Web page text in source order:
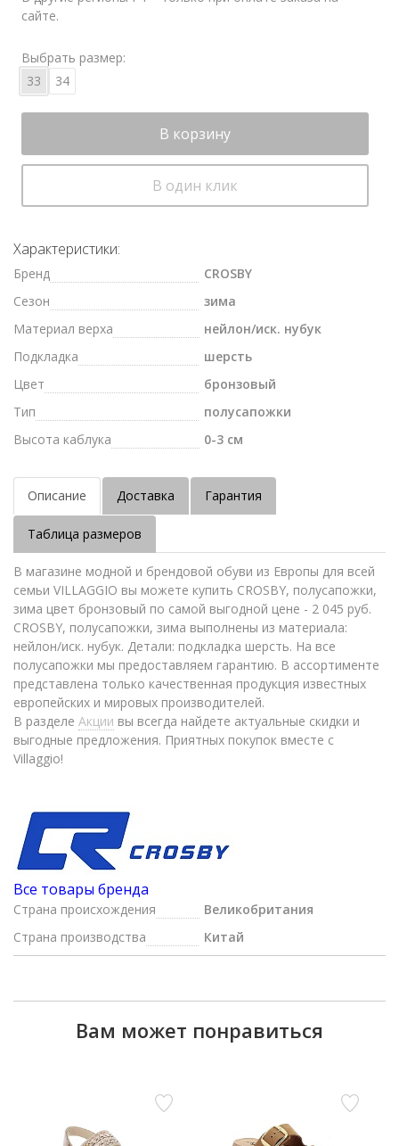
сайте.
Выбрать размер:
33
34
В корзину
В один клик
Характеристики:
Бренд
CROSBY
Сезон
зима
Материал верха
нейлон/иск. нубук
Подкладка
шерсть
Цвет
бронзовый
Тип
полусапожки
Высота каблука
0-3 см
Описание Доставка Гарантия
Таблица размеров
В магазине модной и брендовой обуви из Европы для всей
семьи VILLAGGIO вы можете купить CROSBY, полусапожки,
зима цвет бронзовый по самой выгодной цене - 2 045 руб.
CROSBY, полусапожки, зима выполнены из материала:
нейлон/иск. нубук. Детали: подкладка шерсть. На все
полусапожки мы предоставляем гарантию. В ассортименте
представлена только качественная продукция известных
европейских и мировых производителей.
В разделе Акции вы всегда найдете актуальные скидки и
выгодные предложения. Приятных покупок вместе с
Villaggio!
Все товары бренда
Страна происхождения
Великобритания
Страна производства
Китай
Вам может понравиться